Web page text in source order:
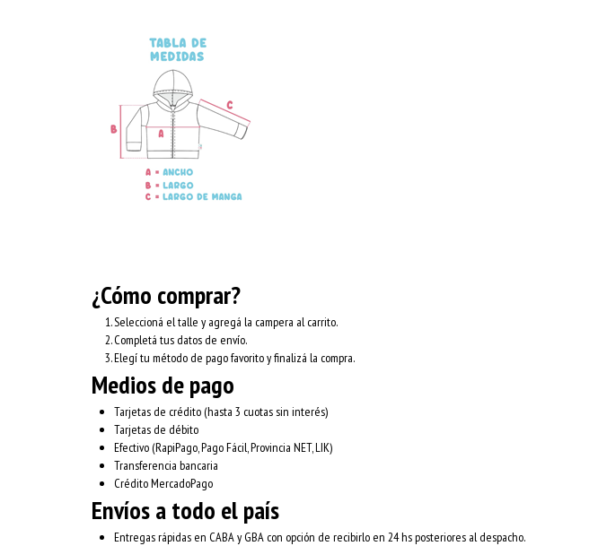
¿Cómo comprar?
Seleccioná el talle y agregá la campera al carrito.
Completá tus datos de envío.
Elegí tu método de pago favorito y finalizá la compra.
Medios de pago
Tarjetas de crédito (hasta 3 cuotas sin interés)
Tarjetas de débito
Efectivo (RapiPago, Pago Fácil, Provincia NET, LIK)
Transferencia bancaria
Crédito MercadoPago
Envíos a todo el país
Entregas rápidas en CABA y GBA con opción de recibirlo en 24 hs posteriores al despacho.